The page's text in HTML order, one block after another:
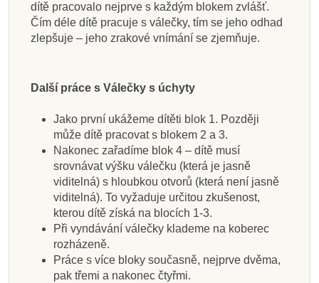
dítě pracovalo nejprve s každým blokem zvlášť.
Čím déle dítě pracuje s válečky, tím se jeho odhad
zlepšuje – jeho zrakové vnímání se zjemňuje.
Další práce s Válečky s úchyty
Jako první ukážeme dítěti blok 1. Později
může dítě pracovat s blokem 2 a 3.
Nakonec zařadíme blok 4 – dítě musí
srovnávat výšku válečku (která je jasně
viditelná) s hloubkou otvorů (která není jasně
viditelná). To vyžaduje určitou zkušenost,
kterou dítě získá na blocích 1-3.
Při vyndávání válečky klademe na koberec
rozházeně.
Práce s více bloky současně, nejprve dvěma,
pak třemi a nakonec čtyřmi.